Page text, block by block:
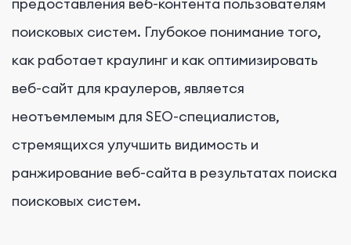
поисковых систем. Глубокое понимание того,
как работает краулинг и как оптимизировать
веб-сайт для краулеров, является
неотъемлемым для SEO-специалистов,
стремящихся улучшить видимость и
ранжирование веб-сайта в результатах поиска
поисковых систем.